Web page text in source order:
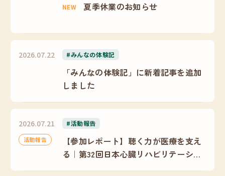
NEW 夏季休業のお知らせ
2026.07.22
「みんなの体験記」に新着記事を追加
しました
#みんなの体験記
2026.07.21
活動報告
【参加レポート】聴く力が医療を支え
る｜第32回日本心臓リハビリテーショ
#活動報告